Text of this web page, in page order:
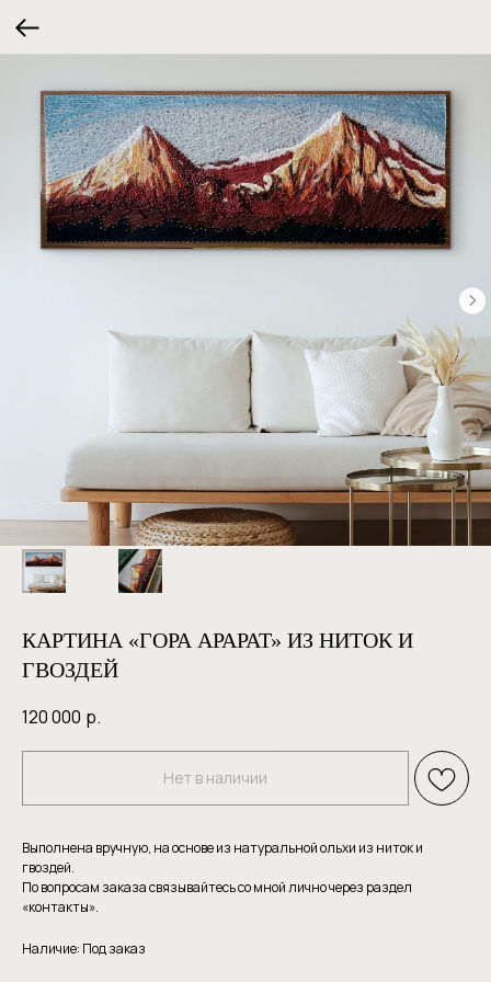
КАРТИНА «ГОРА АРАРАТ» ИЗ НИТОК И
ГВОЗДЕЙ
120 000 р.
Нет в наличии
Выполнена вручную, на основе из натуральной ольхи из ниток и
гвоздей.
По вопросам заказа связывайтесь со мной лично через раздел
«контакты».
Наличие: Под заказ